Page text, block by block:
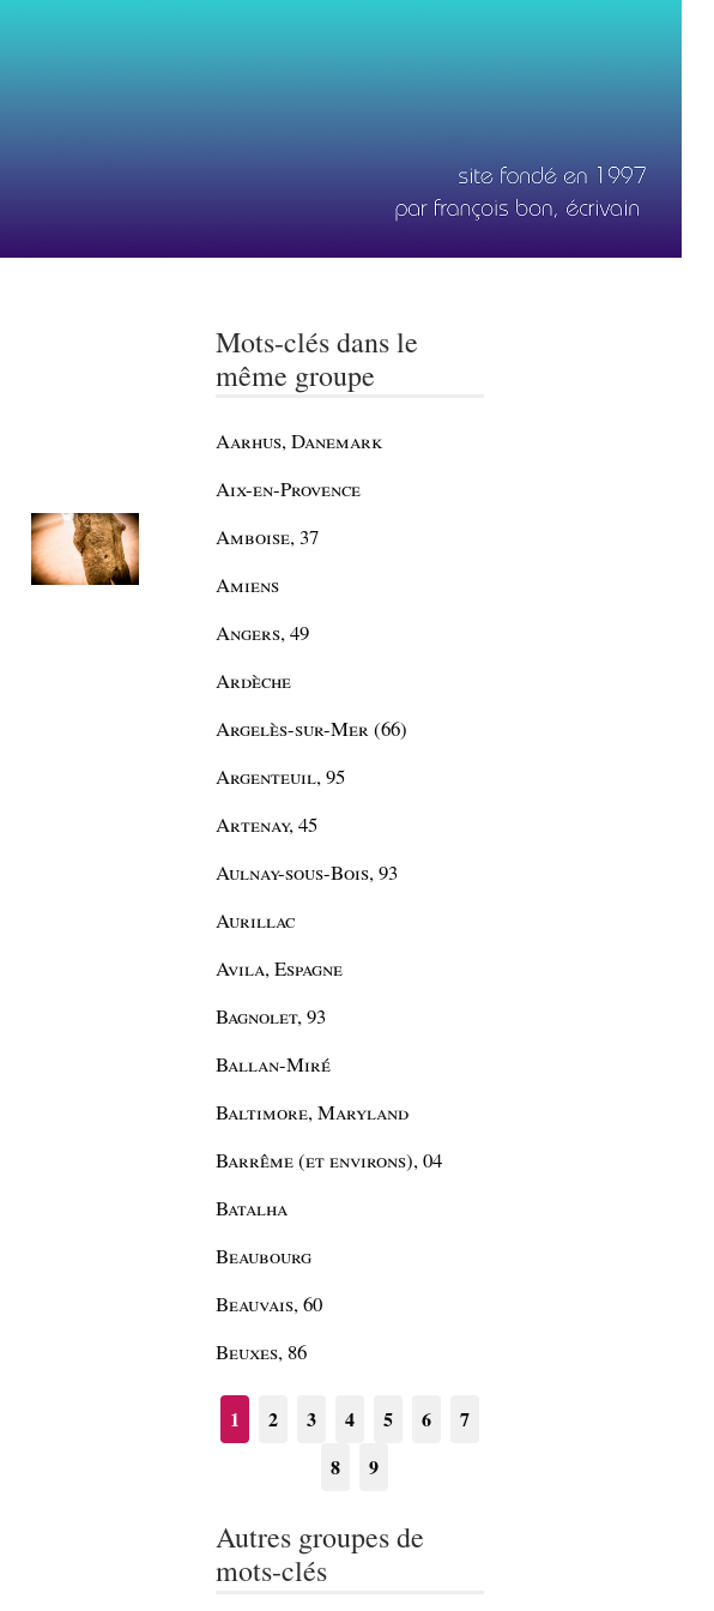
Mots-clés dans le
même groupe
Aarhus, Danemark
Aix-en-Provence
Amboise, 37
Amiens
Angers, 49
Ardèche
Argelès-sur-Mer (66)
Argenteuil, 95
Artenay, 45
Aulnay-sous-Bois, 93
Aurillac
Avila, Espagne
Bagnolet, 93
Ballan-Miré
Baltimore, Maryland
Barrême (et environs), 04
Batalha
Beaubourg
Beauvais, 60
Beuxes, 86
1 2 3 4 5 6
7
8
9
Autres groupes de
mots-clés